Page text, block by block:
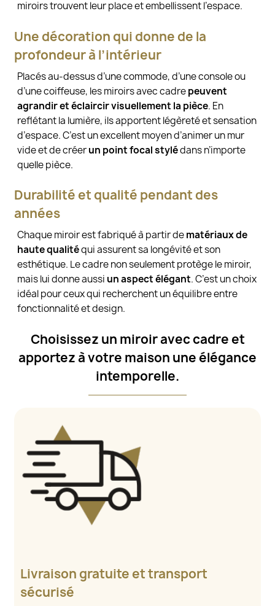
miroirs trouvent leur place et embellissent l’espace.
Une décoration qui donne de la
profondeur à l’intérieur
Placés au-dessus d’une commode, d’une console ou
d’une coiffeuse, les miroirs avec cadrepeuvent
agrandir et éclaircir visuellement la pièce. En
reflétant la lumière, ils apportent légèreté et sensation
d’espace. C’est un excellent moyen d’animer un mur
vide et de créerun point focal stylédans n’importe
quelle pièce.
Durabilité et qualité pendant des
années
Chaque miroir est fabriqué à partir dematériaux de
haute qualitéqui assurent sa longévité et son
esthétique. Le cadre non seulement protège le miroir,
mais lui donne aussi un aspect élégant. C’est un choix
idéal pour ceux qui recherchent un équilibre entre
fonctionnalité et design.
Choisissez un miroir avec cadre et
apportez à votre maison une élégance
intemporelle.
Livraison gratuite et transport
sécurisé